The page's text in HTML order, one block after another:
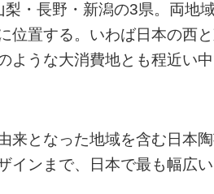
・長野・新潟の3県。両地
位置する。いわば日本の西
ような大消費地とも程近い
となった地域を含む日本陶
ンまで、日本で最も幅広